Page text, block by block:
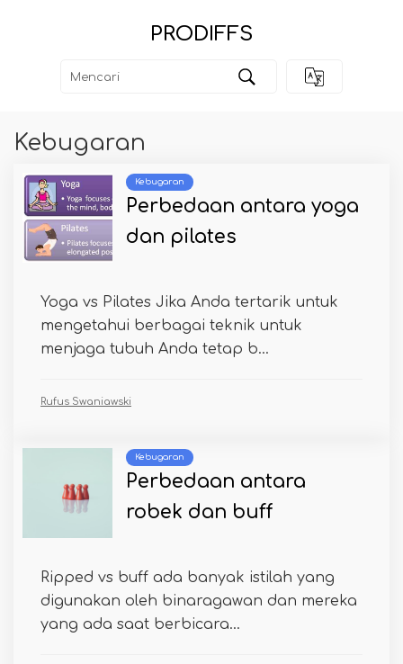
PRODIFFS
Kebugaran
Kebugaran
Perbedaan antara yoga
dan pilates
Yoga vs Pilates Jika Anda tertarik untuk
mengetahui berbagai teknik untuk
menjaga tubuh Anda tetap b...
Rufus Swaniawski
Kebugaran
Perbedaan antara
robek dan buff
Ripped vs buff ada banyak istilah yang
digunakan oleh binaragawan dan mereka
yang ada saat berbicara...